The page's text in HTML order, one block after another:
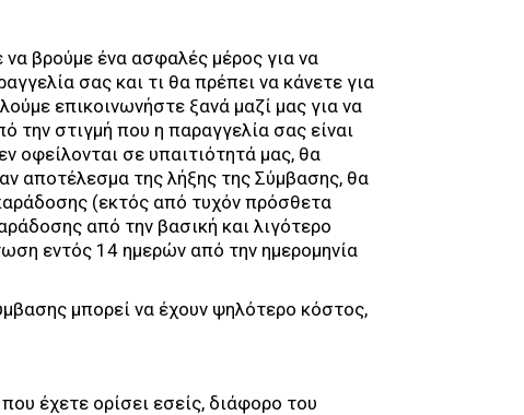
βρούμε ένα ασφαλές μέρος για να
σας και τι θα πρέπει να κάνετε για
επικοινωνήστε ξανά μαζί μας για να
στιγμή που η παραγγελία σας είναι
οφείλονται σε υπαιτιότητά μας, θα
αποτέλεσμα της λήξης της Σύμβασης, θα
(εκτός από τυχόν πρόσθετα
από την βασική και λιγότερο
εντός 14 ημερών από την ημερομηνία
μπορεί να έχουν ψηλότερο κόστος,
έχετε ορίσει εσείς, διάφορο του